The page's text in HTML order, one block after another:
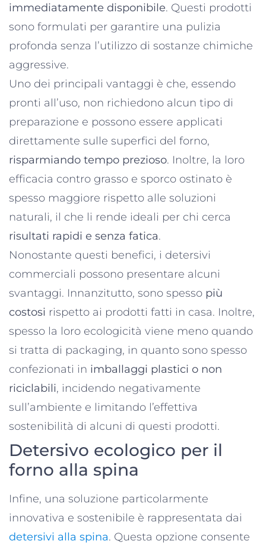
immediatamente disponibile. Questi prodotti
sono formulati per garantire una pulizia
profonda senza l’utilizzo di sostanze chimiche
aggressive.
Uno dei principali vantaggi è che, essendo
pronti all’uso, non richiedono alcun tipo di
preparazione e possono essere applicati
direttamente sulle superfici del forno,
risparmiando tempo prezioso. Inoltre, la loro
efficacia contro grasso e sporco ostinato è
spesso maggiore rispetto alle soluzioni
naturali, il che li rende ideali per chi cerca
risultati rapidi e senza fatica.
Nonostante questi benefici, i detersivi
commerciali possono presentare alcuni
svantaggi. Innanzitutto, sono spesso più
costosi rispetto ai prodotti fatti in casa. Inoltre,
spesso la loro ecologicità viene meno quando
si tratta di packaging, in quanto sono spesso
confezionati in imballaggi plastici o non
riciclabili, incidendo negativamente
sull’ambiente e limitando l’effettiva
sostenibilità di alcuni di questi prodotti.
Detersivo ecologico per il
forno alla spina
Infine, una soluzione particolarmente
innovativa e sostenibile è rappresentata dai
detersivi alla spina. Questa opzione consente